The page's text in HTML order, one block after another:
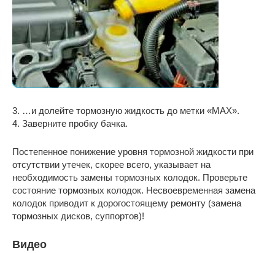
3. …и долейте тормозную жидкость до метки «МАХ».
4. Заверните пробку бачка.
Постепенное понижение уровня тормозной жидкости при
отсутствии утечек, скорее всего, указывает на
необходимость замены тормозных колодок. Проверьте
состояние тормозных колодок. Несвоевременная замена
колодок приводит к дорогостоящему ремонту (замена
тормозных дисков, суппортов)!
Видео